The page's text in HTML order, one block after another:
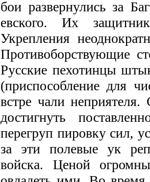
бои развернулись за
евского. Их
Укрепления
Противоборствующие
Русские пехотин­цы
(приспособление для
встре­ чали
достигнуть
перегруп­ пировку сил,
за эти полевые ук­
войска. Ценой